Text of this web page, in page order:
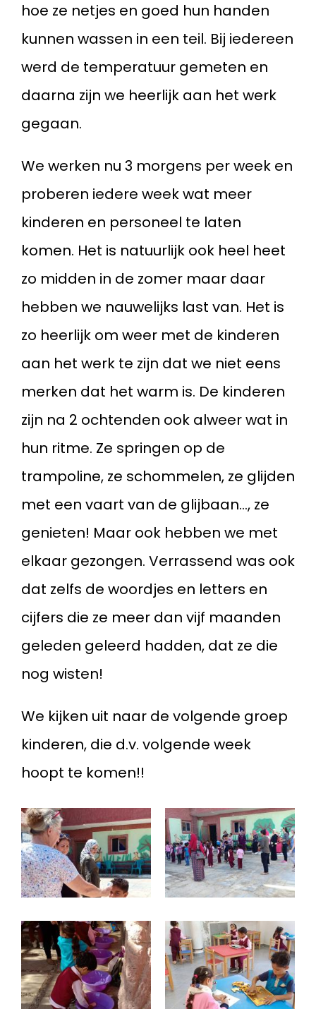
hoe ze netjes en goed hun handen
kunnen wassen in een teil. Bij iedereen
werd de temperatuur gemeten en
daarna zijn we heerlijk aan het werk
gegaan.
We werken nu 3 morgens per week en
proberen iedere week wat meer
kinderen en personeel te laten
komen. Het is natuurlijk ook heel heet
zo midden in de zomer maar daar
hebben we nauwelijks last van. Het is
zo heerlijk om weer met de kinderen
aan het werk te zijn dat we niet eens
merken dat het warm is. De kinderen
zijn na 2 ochtenden ook alweer wat in
hun ritme. Ze springen op de
trampoline, ze schommelen, ze glijden
met een vaart van de glijbaan..., ze
genieten! Maar ook hebben we met
elkaar gezongen. Verrassend was ook
dat zelfs de woordjes en letters en
cijfers die ze meer dan vijf maanden
geleden geleerd hadden, dat ze die
nog wisten!
We kijken uit naar de volgende groep
kinderen, die d.v. volgende week
hoopt te komen!!